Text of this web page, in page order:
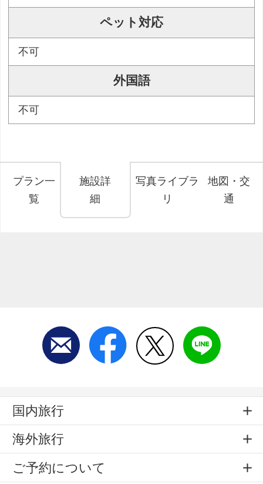
ペット対応
不可
外国語
不可
プラン一
覧
施設詳
細
写真ライブラ
リ
地図・交
通
国内旅行
海外旅行
ご予約について